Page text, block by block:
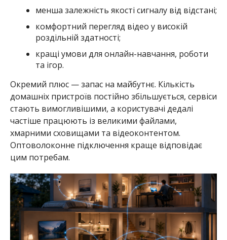
менша залежність якості сигналу від відстані;
комфортний перегляд відео у високій
роздільній здатності;
кращі умови для онлайн-навчання, роботи
та ігор.
Окремий плюс — запас на майбутнє. Кількість
домашніх пристроїв постійно збільшується, сервіси
стають вимогливішими, а користувачі дедалі
частіше працюють із великими файлами,
хмарними сховищами та відеоконтентом.
Оптоволоконне підключення краще відповідає
цим потребам.